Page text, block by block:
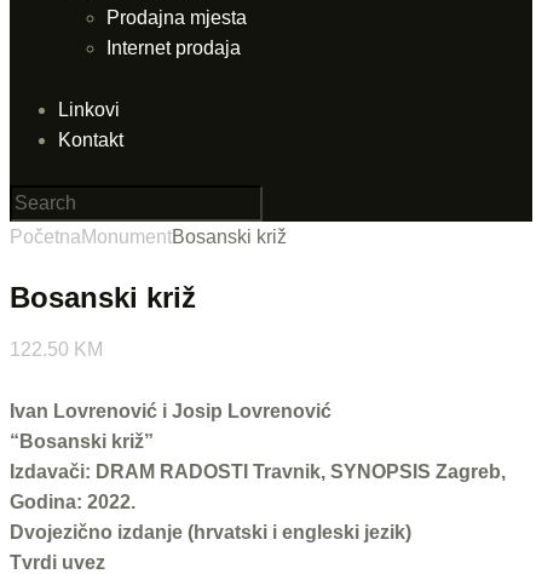
Prodajna mjesta
Internet prodaja
Linkovi
Kontakt
PočetnaMonumentBosanski križ
Bosanski križ
122.50 KM
Ivan Lovrenović i Josip Lovrenović
“Bosanski križ”
Izdavači: DRAM RADOSTI Travnik, SYNOPSIS Zagreb,
Godina: 2022.
Dvojezično izdanje (hrvatski i engleski jezik)
Tvrdi uvez